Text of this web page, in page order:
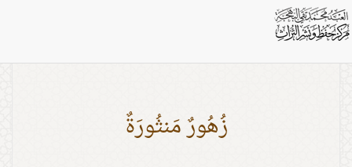
بطاقات: اموال
زُهُورٌ مَنثُورَةٌ